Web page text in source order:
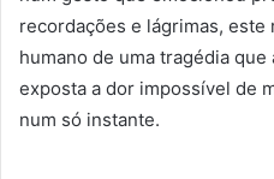
recordações e lágrimas, este
humano de uma tragédia
exposta a dor impossível de
num só instante.